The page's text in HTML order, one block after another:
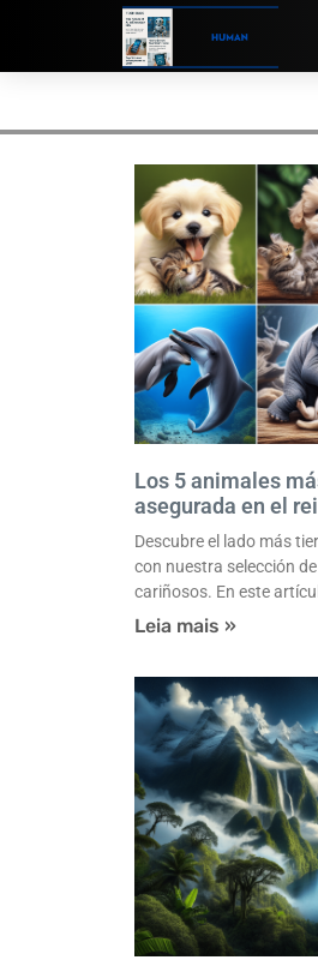
Los 5 animales
asegurada en el
Descubre el lado más
con nuestra selección
cariñosos. En este
Leia mais »